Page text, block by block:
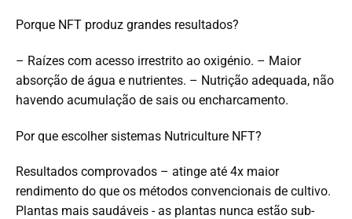
Porque NFT produz grandes resultados?
– Raízes com acesso irrestrito ao oxigénio. – Maior
absorção de água e nutrientes. – Nutrição adequada, não
havendo acumulação de sais ou encharcamento.
Por que escolher sistemas Nutriculture NFT?
Resultados comprovados – atinge até 4x maior
rendimento do que os métodos convencionais de cultivo.
Plantas mais saudáveis ​​- as plantas nunca estão sub-